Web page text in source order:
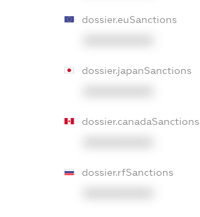
dossier.euSanctions
dossier.japanSanctions
dossier.canadaSanctions
dossier.rfSanctions